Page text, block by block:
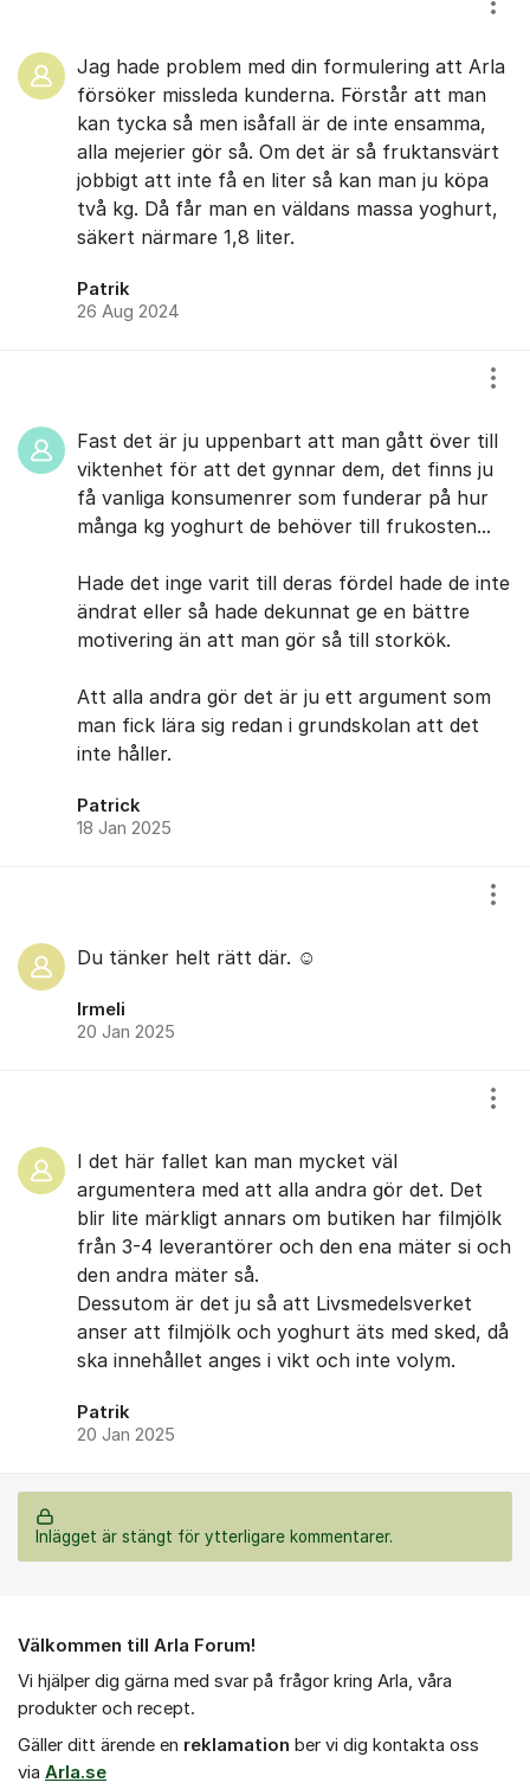
Jag hade problem med din formulering att Arla
försöker missleda kunderna. Förstår att man
kan tycka så men isåfall är de inte ensamma,
alla mejerier gör så. Om det är så fruktansvärt
jobbigt att inte få en liter så kan man ju köpa
två kg. Då får man en väldans massa yoghurt,
säkert närmare 1,8 liter.
Patrik
26 Aug 2024
Fast det är ju uppenbart att man gått över till
viktenhet för att det gynnar dem, det finns ju
få vanliga konsumenrer som funderar på hur
många kg yoghurt de behöver till frukosten...
Hade det inge varit till deras fördel hade de inte
ändrat eller så hade dekunnat ge en bättre
motivering än att man gör så till storkök.
Att alla andra gör det är ju ett argument som
man fick lära sig redan i grundskolan att det
inte håller.
Patrick
18 Jan 2025
Du tänker helt rätt där. ☺️
Irmeli
20 Jan 2025
I det här fallet kan man mycket väl
argumentera med att alla andra gör det. Det
blir lite märkligt annars om butiken har filmjölk
från 3-4 leverantörer och den ena mäter si och
den andra mäter så.
Dessutom är det ju så att Livsmedelsverket
anser att filmjölk och yoghurt äts med sked, då
ska innehållet anges i vikt och inte volym.
Patrik
20 Jan 2025
Inlägget är stängt för ytterligare kommentarer.
Välkommen till Arla Forum!
Vi hjälper dig gärna med svar på frågor kring Arla, våra
produkter och recept.
Gäller ditt ärende en reklamation ber vi dig kontakta oss
via Arla.se